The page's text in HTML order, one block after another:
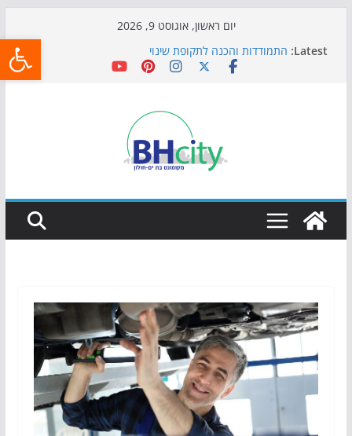
יום ראשון, אוגוסט 9, 2026
Latest: התמודדות והכנה לתקופת שינוי
אי ההרפתקאות ממשיך לכבוש את הגינות: מאות משפחות
כדורגל באווירה מיוחדת: הקרנת גמר המונדיאל בטרמינל
הקיץ של בני הנוער בבת־ים: חוף הריביירה הופך למרחב
בטוח בשעות הערב